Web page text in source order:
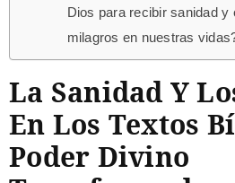
Dios para recibir sanidad y
milagros en nuestras
La Sanidad Y
En Los Textos
Poder Divino